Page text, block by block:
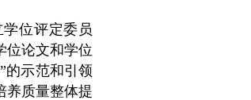
位评定委员
位论文和学位
的示范和引领
养质量整体提